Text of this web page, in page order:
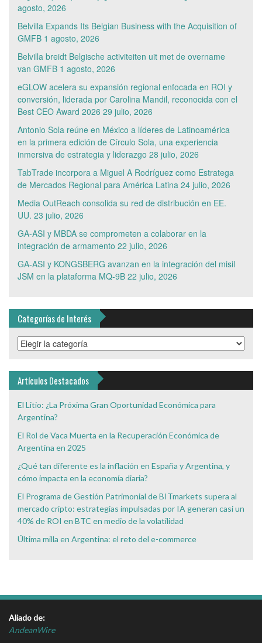
agosto, 2026
Belvilla Expands Its Belgian Business with the Acquisition of
GMFB 1 agosto, 2026
Belvilla breidt Belgische activiteiten uit met de overname
van GMFB 1 agosto, 2026
eGLOW acelera su expansión regional enfocada en ROI y
conversión, liderada por Carolina Mandil, reconocida con el
Best CEO Award 2026 29 julio, 2026
Antonio Sola reúne en México a líderes de Latinoamérica
en la primera edición de Círculo Sola, una experiencia
inmersiva de estrategia y liderazgo 28 julio, 2026
TabTrade incorpora a Miguel A Rodríguez como Estratega
de Mercados Regional para América Latina 24 julio, 2026
Media OutReach consolida su red de distribución en EE.
UU. 23 julio, 2026
GA-ASI y MBDA se comprometen a colaborar en la
integración de armamento 22 julio, 2026
GA-ASI y KONGSBERG avanzan en la integración del misil
JSM en la plataforma MQ-9B 22 julio, 2026
Categorías de Interés
Categorías
de
Artículos Destacados
El Litio: ¿La Próxima Gran Oportunidad Económica para
Argentina?
El Rol de Vaca Muerta en la Recuperación Económica de
Argentina en 2025
¿Qué tan diferente es la inflación en España y Argentina, y
cómo impacta en la economía diaria?
El Programa de Gestión Patrimonial de BITmarkets supera al
mercado cripto: estrategias impulsadas por IA generan casi un
40% de ROI en BTC en medio de la volatilidad
Última milla en Argentina: el reto del e-commerce
Aliado de:
AndeanWire